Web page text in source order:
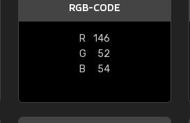
RGB-CODE
R
146
G
52
B
54
"Super